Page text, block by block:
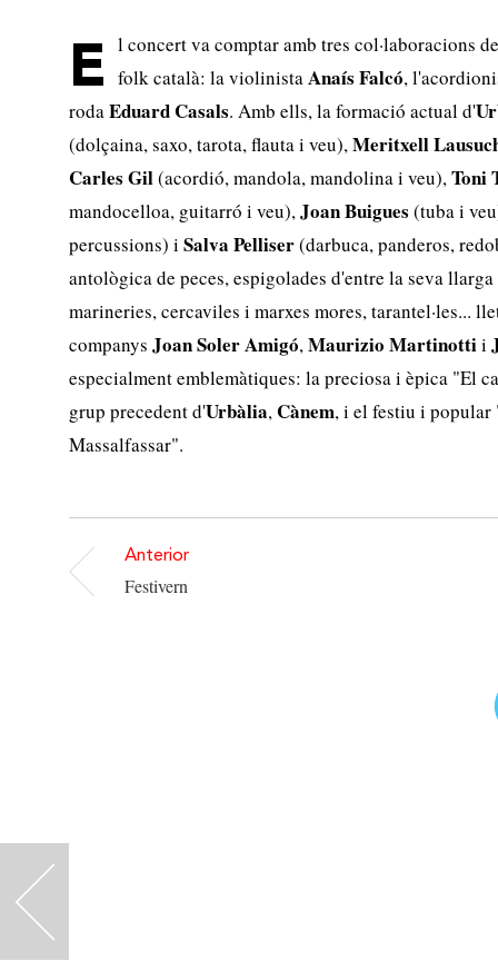
<
E l concert va comptar amb tres col·laboracions
folk català: la violinistaAnaís Falcó,
rodaEduard Casals. Amb ells, la formació actual d'
(dolçaina, saxo, tarota, flauta i veu),Meritxell
Carles Gil(acordió, mandola, mandolina i veu),Toni
mandocelloa, guitarró i veu),Joan Buigues (tuba i
percussions) iSalva Pelliser(darbuca, panderos,
antològica de peces, espigolades d'entre la seva
marineries, cercaviles i marxes mores, tarantel·les...
companysJoan Soler Amigó,Maurizio Martinottii
especialment emblemàtiques: la preciosa i èpica "El
grup precedent d'Urbàlia,Cànem, i el festiu i
Massalfassar".
Anterior
Festivern